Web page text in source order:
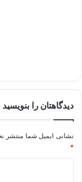
دیدگاهتان را بنویسید
نشانی ایمیل شما منتشر
*